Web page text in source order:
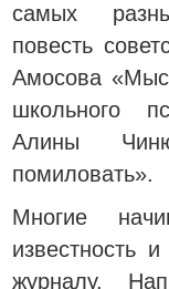
самых
повесть
Амосова
школьного
Алины
помиловать».
Многие
известность
журналу.